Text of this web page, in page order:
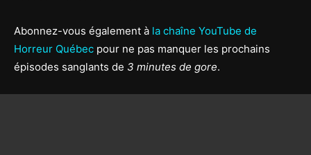
Abonnez-vous également à la chaîne YouTube de
Horreur Québec pour ne pas manquer les prochains
épisodes sanglants de 3 minutes de gore.